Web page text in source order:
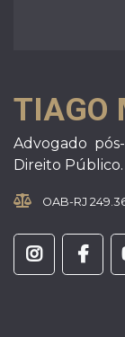
TIAGO
Advogado
Direito Público.
OAB-RJ